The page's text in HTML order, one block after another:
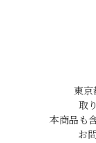
東京
取
本商品も
お